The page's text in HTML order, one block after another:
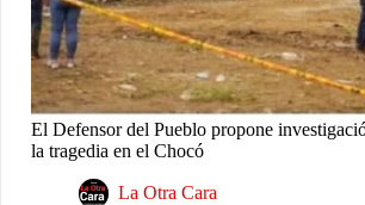
El Defensor del Pueblo propone
la tragedia en el Chocó
La Otra Cara